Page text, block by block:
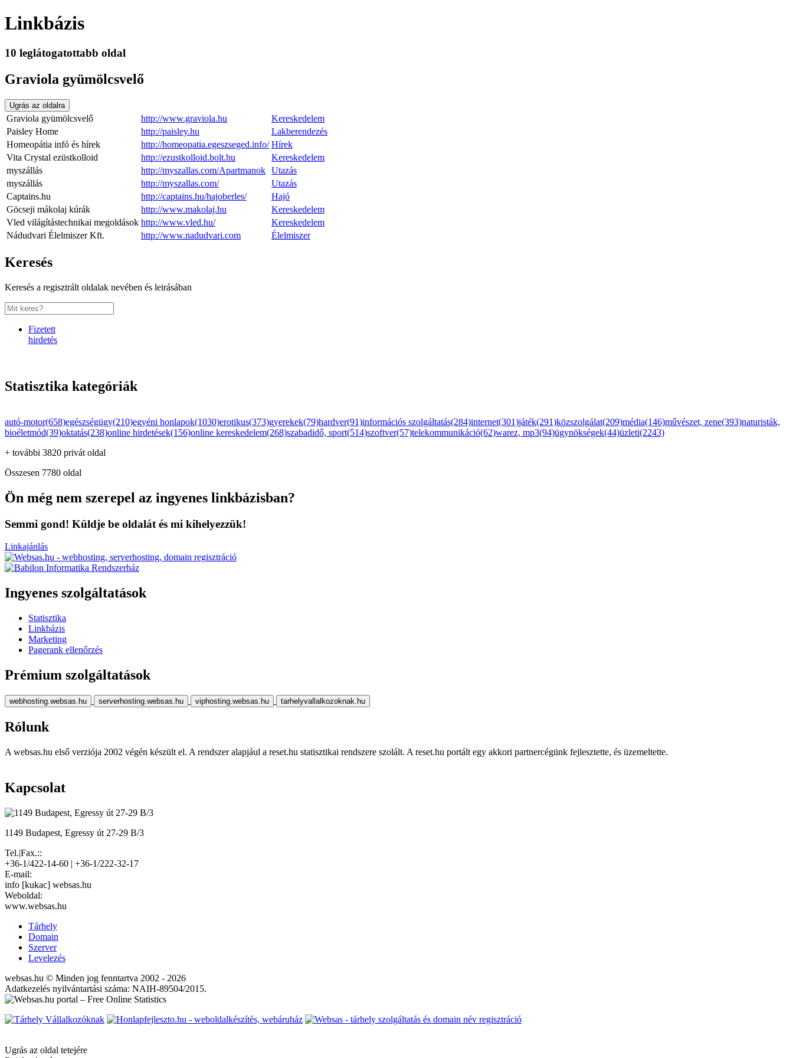
Linkbázis
10 leglátogatottabb oldal
Graviola gyümölcsvelő
Ugrás az oldalra
Graviola gyümölcsvelő http://www.graviola.hu
Kereskedelem
Paisley Home
http://paisley.hu
Lakberendezés
Homeopátia infó és hírek
http://homeopatia.egeszseged.info/ Hírek
Vita Crystal ezüstkolloid
http://ezustkolloid.bolt.hu
Kereskedelem
myszállás
http://myszallas.com/Apartmanok Utazás
myszállás
http://myszallas.com/
Utazás
Captains.hu
http://captains.hu/hajoberles/
Hajó
Göcseji mákolaj kúrák
http://www.makolaj.hu
Kereskedelem
Vled világítástechnikai megoldások http://www.vled.hu/
Kereskedelem
Nádudvari Élelmiszer Kft.
http://www.nadudvari.com Élelmiszer
Keresés
Keresés a regisztrált oldalak nevében és leirásában
Fizetett
hirdetés
Statisztika kategóriák
autó-motor(658)egészségügy(210)egyéni honlapok(1030)erotikus(373)gyerekek(79)hardver(91)információs szolgáltatás(284)internet(301)játék(291)közszolgálat(209)média(146)művészet, zene(393)naturisták,
bioéletmód(39)oktatás(238)online hirdetések(156)online kereskedelem(268)szabadidő, sport(514)szoftver(57)telekommunikáció(62)warez, mp3(94)ügynökségek(44)üzleti(2243)
+ további 3820 privát oldal
Összesen 7780 oldal
Ön még nem szerepel az ingyenes linkbázisban?
Semmi gond! Küldje be oldalát és mi kihelyezzük!
Linkajánlás
Ingyenes szolgáltatások
Statisztika
Linkbázis
Marketing
Pagerank ellenőrzés
Prémium szolgáltatások
webhosting.websas.hu serverhosting.websas.hu viphosting.websas.hu tarhelyvallalkozoknak.hu
Rólunk
A websas.hu első verziója 2002 végén készült el. A rendszer alapjául a reset.hu statisztikai rendszere szolált. A reset.hu portált egy akkori partnercégünk fejlesztette, és üzemeltette.
Kapcsolat
1149 Budapest, Egressy út 27-29 B/3
Tel.|Fax.::
+36-1/422-14-60 | +36-1/222-32-17
E-mail:
info [kukac] websas.hu
Weboldal:
www.websas.hu
Tárhely
Domain
Szerver
Levelezés
websas.hu © Minden jog fenntartva 2002 - 2026
Adatkezelés nyilvántartási száma: NAIH-89504/2015.
Ugrás az oldal tetejére